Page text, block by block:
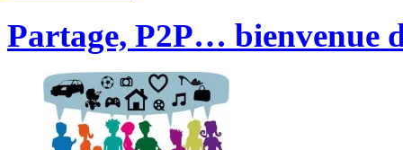
Partage, P2P… bienvenue